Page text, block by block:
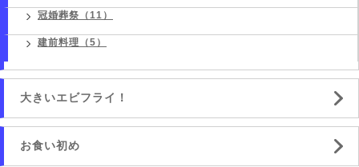
冠婚葬祭（11）
建前料理（5）
大きいエビフライ！
お食い初め